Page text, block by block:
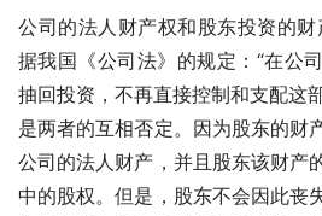
公司的法人财产权和股东投资的
据我国《公司法》的规定：“在公
抽回投资，不再直接控制和支配这
是两者的互相否定。因为股东的财
公司的法人财产，并且股东该财产
中的股权。但是，股东不会因此丧